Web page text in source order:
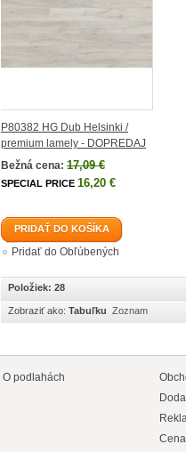
P80382 HG Dub Helsinki /
premium lamely - DOPREDAJ
Bežná cena: 17,09 €
SPECIAL PRICE 16,20 €
PRIDAŤ DO KOŠÍKA
Pridať do Obľúbených
Položiek: 28
Zobraziť ako: Tabuľku Zoznam
O podlahách